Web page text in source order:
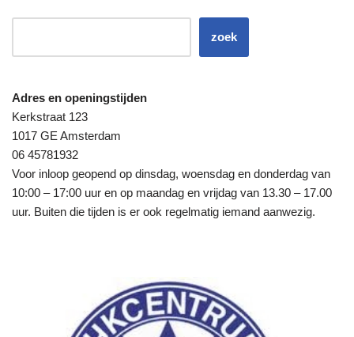
zoek
Adres en openingstijden
Kerkstraat 123
1017 GE Amsterdam
06 45781932
Voor inloop geopend op dinsdag, woensdag en donderdag van
10:00 – 17:00 uur en op maandag en vrijdag van 13.30 – 17.00
uur. Buiten die tijden is er ook regelmatig iemand aanwezig.